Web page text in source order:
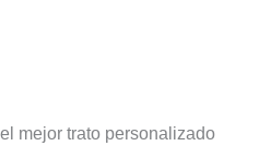
mejor trato personalizado